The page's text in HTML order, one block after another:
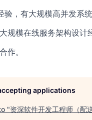
，有大规模高并发系
规模在线服务架构设计
作。
applications
"资深软件开发工程师（